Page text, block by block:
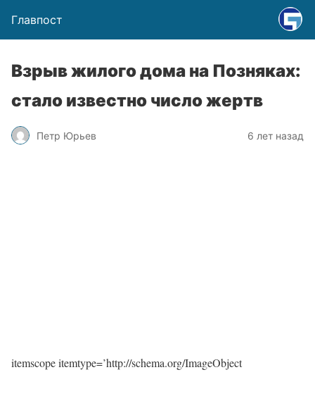
Главпост
Взрыв жилого дома на Позняках:
стало известно число жертв
Петр Юрьев 6 лет назад
itemscope itemtype=’http://schema.org/ImageObject